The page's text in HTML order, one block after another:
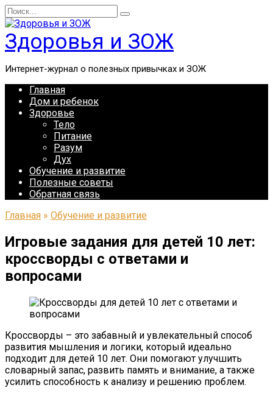
Перейти
к
содержанию
Search
for:
Здоровья и ЗОЖ
Интернет-журнал о полезных привычках и ЗОЖ
Главная
Дом и ребенок
Здоровье
Тело
Питание
Разум
Дух
Обучение и развитие
Полезные советы
Обратная связь
Главная » Обучение и развитие
Игровые задания для детей 10 лет:
кроссворды с ответами и
вопросами
Кроссворды – это забавный и увлекательный способ
развития мышления и логики, который идеально
подходит для детей 10 лет. Они помогают улучшить
словарный запас, развить память и внимание, а также
усилить способность к анализу и решению проблем.